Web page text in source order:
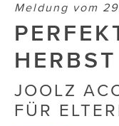
CUBE
Meldung vom
JOOLZ
FÜR